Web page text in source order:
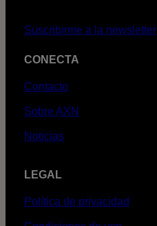
Suscribirme a la newsletter
CONECTA
Contacto
Sobre AXN
Noticias
LEGAL
Política de privacidad